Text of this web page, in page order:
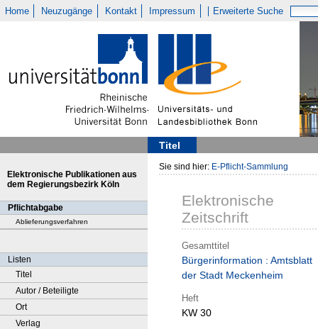
Home Neuzugänge Kontakt Impressum Erweiterte Suche
Titel
Elektronische Publikationen aus
dem Regierungsbezirk Köln
Pflichtabgabe
Ablieferungsverfahren
Listen
Titel
Autor / Beteiligte
Ort
Verlag
Sie sind hier: E-Pflicht-Sammlung
Elektronische
Zeitschrift
Gesamttitel
Bürgerinformation : Amtsblatt
der Stadt Meckenheim
Heft
KW 30